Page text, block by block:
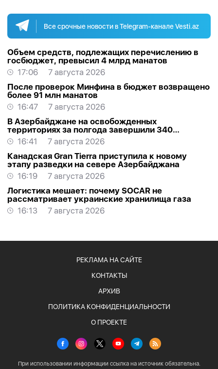
Все срочные новости в Telegram-канале Vesti.az
Объем средств, подлежащих перечислению в
госбюджет, превысил 4 млрд манатов
17:06
7 августа 2026
После проверок Минфина в бюджет возвращено
более 91 млн манатов
16:47
7 августа 2026
В Азербайджане на освобожденных
территориях за полгода завершили 340
проектов
16:41
7 августа 2026
Канадская Gran Tierra приступила к новому
этапу разведки на севере Азербайджана
16:19
7 августа 2026
Логистика мешает: почему SOCAR не
рассматривает украинские хранилища газа
16:13
7 августа 2026
РЕКЛАМА НА САЙТЕ
КОНТАКТЫ
АРХИВ
ПОЛИТИКА КОНФИДЕНЦИАЛЬНОСТИ
О ПРОЕКТЕ
При использовании информации ссылка на источник обязательна.